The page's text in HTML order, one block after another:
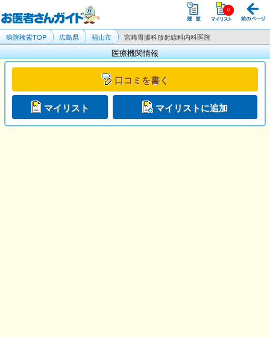
病院検索TOP 広島県 福山市 宮崎胃腸科放射線科内科医院
医療機関情報
口コミを書く
マイリスト マイリストに追加